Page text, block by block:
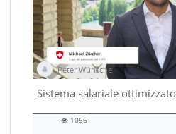
Peter Wünsche
Sistema salariale ottimizzato
00:56 duration
1056